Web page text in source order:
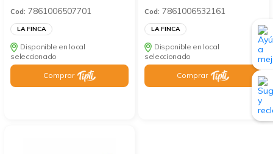
Cod: 7861006507701
LA FINCA
Disponible en local
seleccionado
Comprar
Cod: 7861006532161
LA FINCA
Disponible en local
seleccionado
Comprar